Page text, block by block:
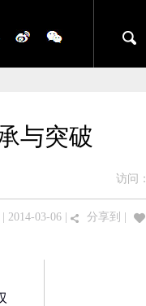
与突破
访问：
| 2014-03-06 | 分享到